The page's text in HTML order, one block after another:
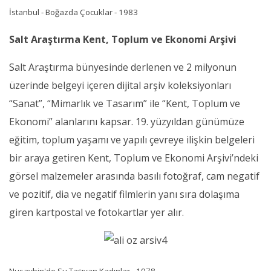
İstanbul - Boğazda Çocuklar - 1983
Salt Araştırma Kent, Toplum ve Ekonomi Arşivi
Salt Araştırma bünyesinde derlenen ve 2 milyonun
üzerinde belgeyi içeren dijital arşiv koleksiyonları
“Sanat”, “Mimarlık ve Tasarım” ile “Kent, Toplum ve
Ekonomi” alanlarını kapsar. 19. yüzyıldan günümüze
eğitim, toplum yaşamı ve yapılı çevreye ilişkin belgeleri
bir araya getiren Kent, Toplum ve Ekonomi Arşivi’ndeki
görsel malzemeler arasında basılı fotoğraf, cam negatif
ve pozitif, dia ve negatif filmlerin yanı sıra dolaşıma
giren kartpostal ve fotokartlar yer alır.